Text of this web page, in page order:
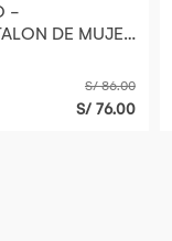
-
DE MUJER
S/ 86.00
S/ 76.00